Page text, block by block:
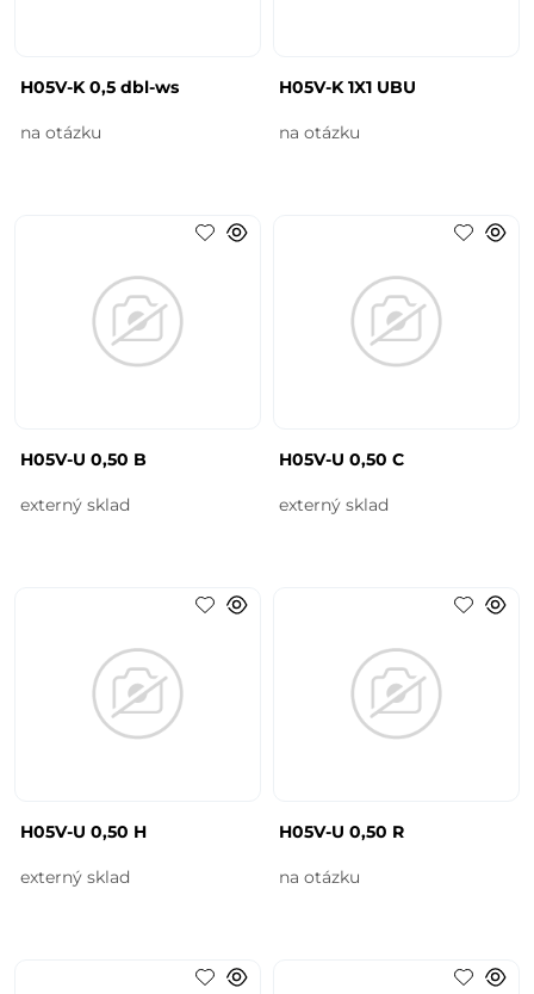
H05V-K 0,5 dbl-ws
na otázku
H05V-K 1X1 UBU
na otázku
H05V-U 0,50 B
externý sklad
H05V-U 0,50 C
externý sklad
H05V-U 0,50 H
externý sklad
H05V-U 0,50 R
na otázku